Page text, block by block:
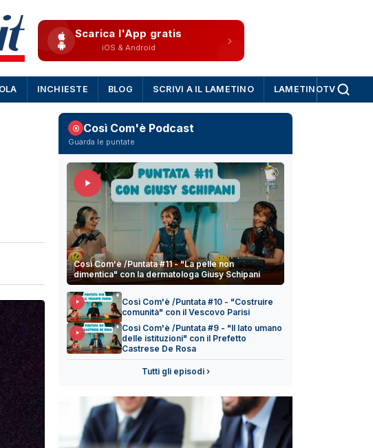
Scarica l'App gratis
iOS & Android
INCHIESTE BLOG SCRIVI A IL LAMETINO LAMETINOTV
Così Com'è Podcast
Guarda le puntate
Così Com'è /Puntata #11 - "La pelle non
dimentica" con la dermatologa Giusy Schipani
Così Com'è /Puntata #10 - "Costruire
comunità" con il Vescovo Parisi
Così Com'è /Puntata #9 - "Il lato umano
delle istituzioni" con il Prefetto
Castrese De Rosa
Tutti gli episodi ›